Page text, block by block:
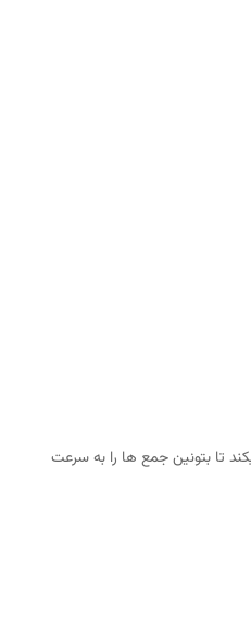
تا بتونین جمع ها را به سرعت